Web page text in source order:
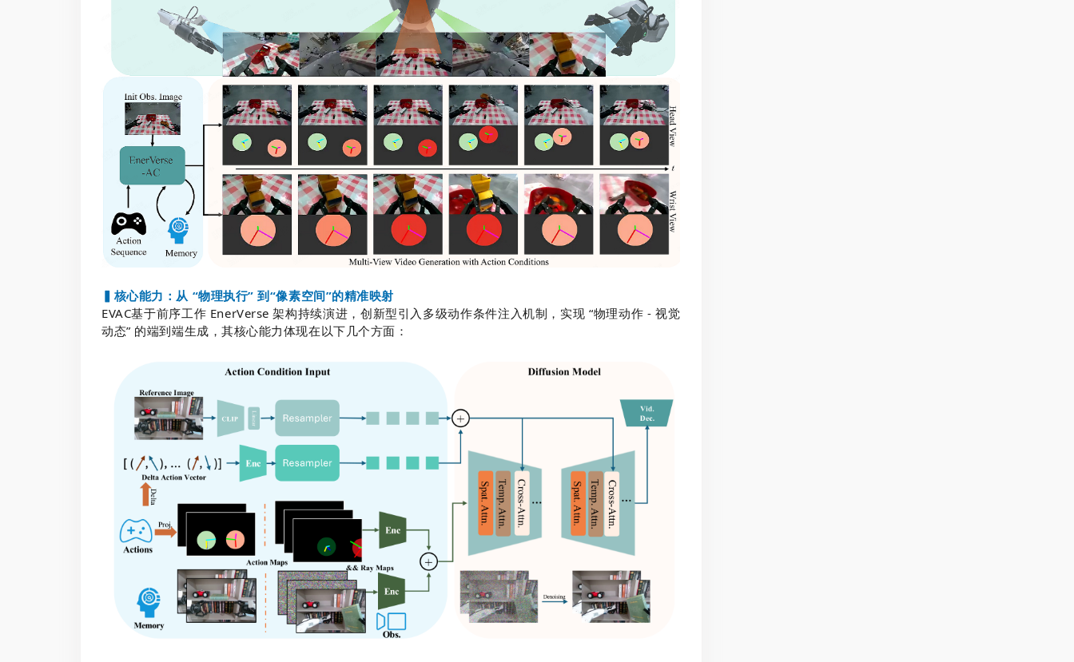
▍核心能力：从 “物理执行” 到“像素空间”的精准映射
EVAC基于前序工作 EnerVerse 架构持续演进，创新型引入多级动作条件注入机制，实现 “物理动作 - 视觉
动态” 的端到端生成，其核心能力体现在以下几个方面：